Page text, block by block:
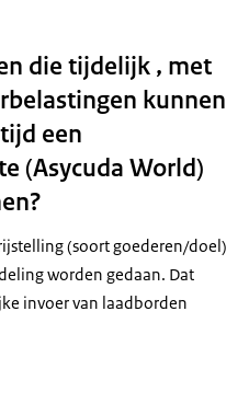
die tijdelijk , met
kunnen
een
(Asycuda World)
(soort goederen/doel)
worden gedaan. Dat
invoer van laadborden